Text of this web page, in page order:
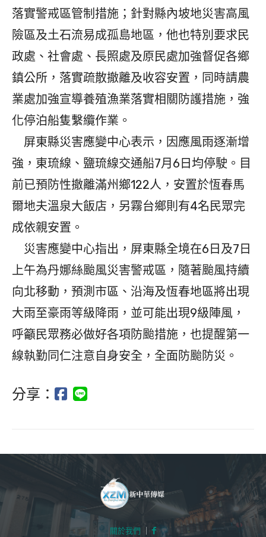
落實警戒區管制措施；針對縣內坡地災害高風
險區及土石流易成孤島地區，他也特別要求民
政處、社會處、長照處及原民處加強督促各鄉
鎮公所，落實疏散撤離及收容安置，同時請農
業處加強宣導養殖漁業落實相關防護措施，強
化停泊船隻繫纜作業。
屏東縣災害應變中心表示，因應風雨逐漸增
強，東琉線、鹽琉線交通船7月6日均停駛。目
前已預防性撤離滿州鄉122人，安置於恆春馬
爾地夫溫泉大飯店，另霧台鄉則有4名民眾完
成依親安置。
災害應變中心指出，屏東縣全境在6日及7日
上午為丹娜絲颱風災害警戒區，隨著颱風持續
向北移動，預測市區、沿海及恆春地區將出現
大雨至豪雨等級降雨，並可能出現9級陣風，
呼籲民眾務必做好各項防颱措施，也提醒第一
線執勤同仁注意自身安全，全面防颱防災。
分享：
關於我們 ｜